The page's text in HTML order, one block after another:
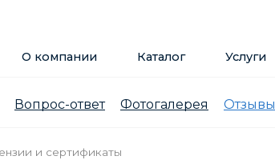
О компании Каталог Услуги
Вопрос-ответ Фотогалерея Отзывы
и сертификаты